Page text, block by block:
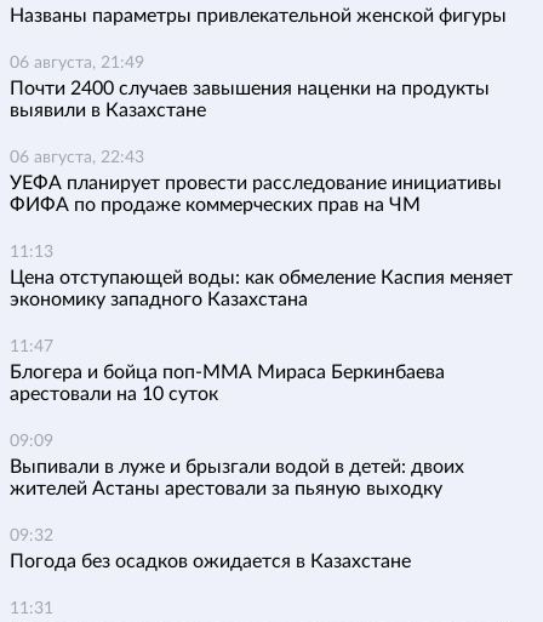
Названы параметры привлекательной женской фигуры
06 августа, 21:49
Почти 2400 случаев завышения наценки на продукты
выявили в Казахстане
06 августа, 22:43
УЕФА планирует провести расследование инициативы
ФИФА по продаже коммерческих прав на ЧМ
11:13
Цена отступающей воды: как обмеление Каспия меняет
экономику западного Казахстана
11:47
Блогера и бойца поп-ММА Мираса Беркинбаева
арестовали на 10 суток
09:09
Выпивали в луже и брызгали водой в детей: двоих
жителей Астаны арестовали за пьяную выходку
09:32
Погода без осадков ожидается в Казахстане
11:31